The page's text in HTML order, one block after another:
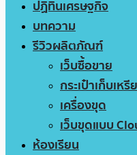
ปฏิทินเศรษฐกิจ
บทความ
รีวิวผลิตภัณฑ์
เว็บซื้อขาย
กระเป๋าเก็บเห
เครื่องขุด
เว็บขุดแบบ
ห้องเรียน